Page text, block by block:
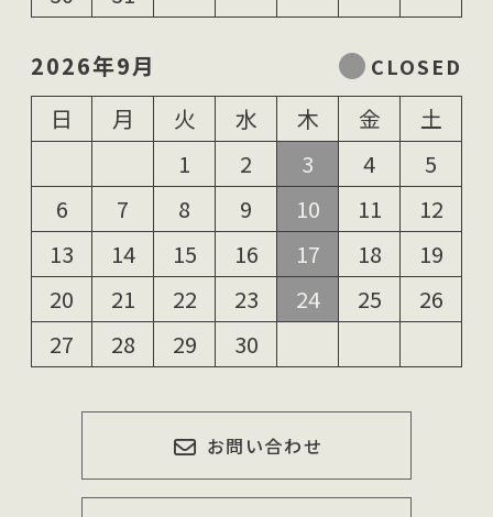
2026年9月
日
月 火 水 木 金
土
1
2 3 4
5
6
7 8 9 10 11
12
13
14 15 16 17 18
19
20
21 22 23 24 25
26
27
28 29 30
お問い合わせ